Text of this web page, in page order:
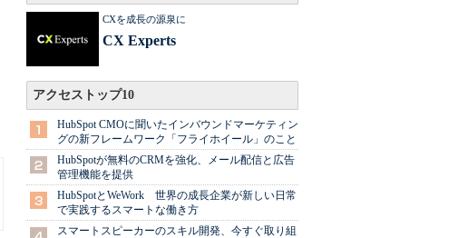
CXを成長の源泉に
CX Experts
アクセストップ10
HubSpot CMOに聞いたインバウンドマーケティン
グの新フレームワーク「フライホイール」のこと
HubSpotが無料のCRMを強化、メール配信と広告
管理機能を提供
HubSpotとWeWork 世界の成長企業が新しい日常
で実践するスマートな働き方
スマートスピーカーのスキル開発、今すぐ取り組